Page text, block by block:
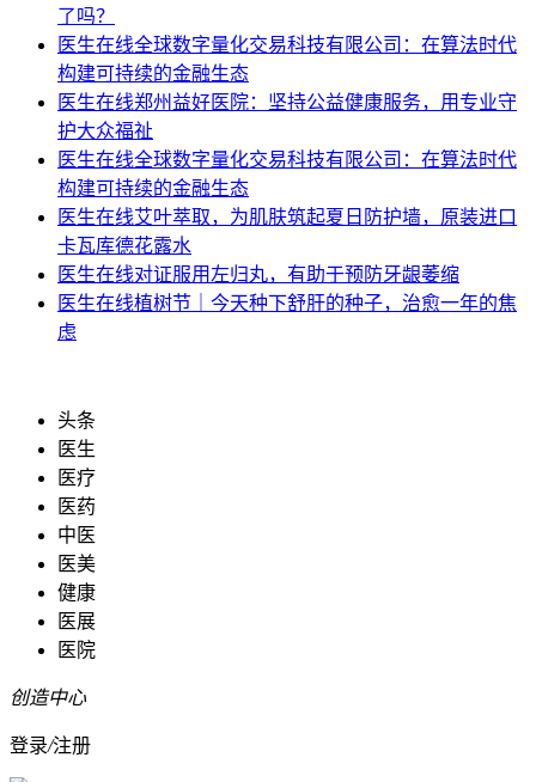
了吗？
医生在线全球数字量化交易科技有限公司：在算法时代
构建可持续的金融生态
医生在线郑州益好医院：坚持公益健康服务，用专业守
护大众福祉
医生在线全球数字量化交易科技有限公司：在算法时代
构建可持续的金融生态
医生在线艾叶萃取，为肌肤筑起夏日防护墙，原装进口
卡瓦库德花露水
医生在线对证服用左归丸，有助于预防牙龈萎缩
医生在线植树节｜今天种下舒肝的种子，治愈一年的焦
虑
头条
医生
医疗
医药
中医
医美
健康
医展
医院
创造中心
登录/注册